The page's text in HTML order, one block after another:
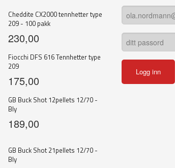
Cheddite CX2000 tennhetter type
209 - 100 pakk
230,00
Fiocchi DFS 616 Tennhetter type
209
175,00
GB Buck Shot 12pellets 12/70 -
Bly
189,00
GB Buck Shot 21pellets 12/70 -
Bly